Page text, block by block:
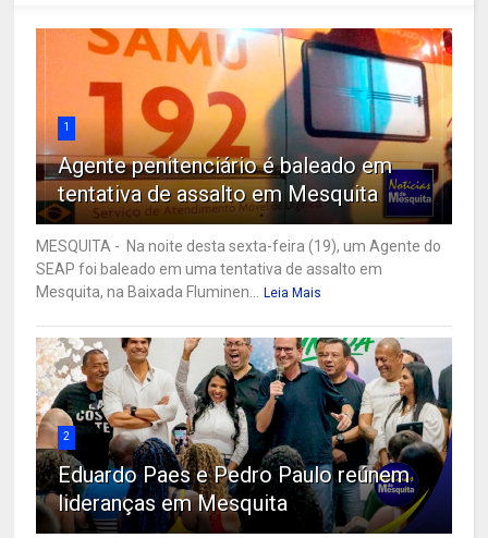
1
Agente penitenciário é baleado em
tentativa de assalto em Mesquita
MESQUITA - Na noite desta sexta-feira (19), um Agente do
SEAP foi baleado em uma tentativa de assalto em
Mesquita, na Baixada Fluminen... Leia Mais
2
Eduardo Paes e Pedro Paulo reúnem
lideranças em Mesquita